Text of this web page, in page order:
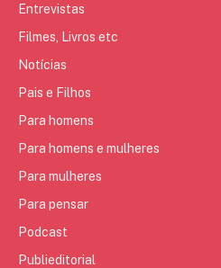
Entrevistas
Filmes, Livros etc
Notícias
Pais e Filhos
Para homens
Para homens e mulheres
Para mulheres
Para pensar
Podcast
Publieditorial